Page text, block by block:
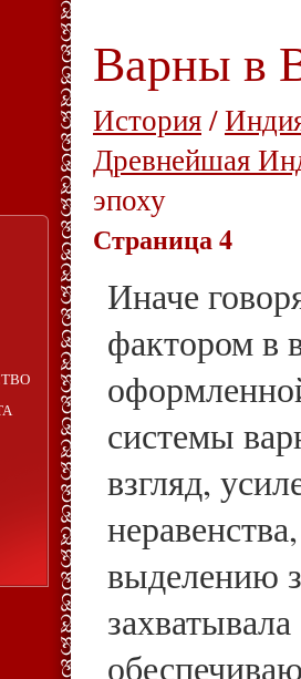
Варны в
История/
Древнейшая
эпоху
Страница 4
Иначе
фактором в
системы
взгляд,
выделению